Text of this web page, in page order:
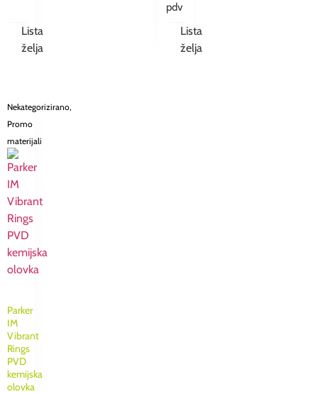
Lista
želja
pdv
Lista
želja
Nekategorizirano,
Promo
materijali
Parker
IM
Vibrant
Rings
PVD
kemijska
olovka